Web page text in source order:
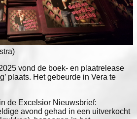
vond de boek- en plaatrelease
plaats. Het gebeurde in Vera te
de Excelsior Nieuwsbrief:
avond gehad in een uitverkocht